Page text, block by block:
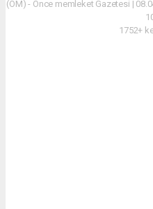
(ÖM) - Önce memleket Gazetesi |
1752+